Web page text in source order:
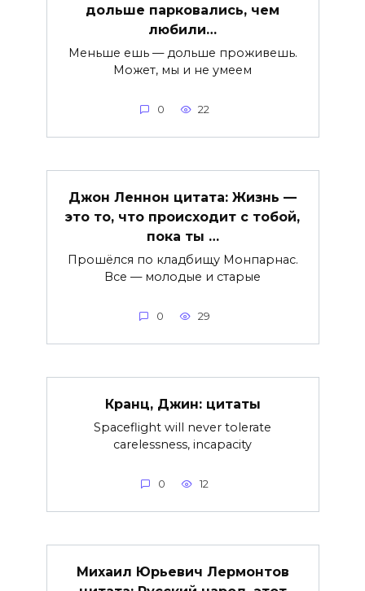
дольше парковались, чем
любили…
Меньше ешь — дольше проживешь.
Может, мы и не умеем
0 22
Джон Леннон цитата: Жизнь —
это то, что происходит с тобой,
пока ты …
Прошёлся по кладбищу Монпарнас.
Все — молодые и старые
0 29
Кранц, Джин: цитаты
Spaceflight will never tolerate
carelessness, incapacity
0 12
Михаил Юрьевич Лермонтов